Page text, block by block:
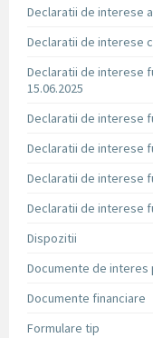
Declaratii de interese
Declaratii de interese
Declaratii de interese
15.06.2025
Declaratii de interese
Declaratii de interese
Declaratii de interese
Declaratii de interese
Dispozitii
Documente de interes
Documente financiare
Formulare tip